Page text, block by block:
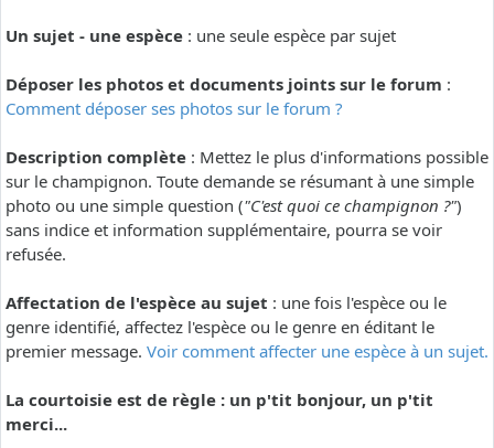
Un sujet - une espèce : une seule espèce par sujet
Déposer les photos et documents joints sur le forum :
Comment déposer ses photos sur le forum ?
Description complète : Mettez le plus d'informations possible
sur le champignon. Toute demande se résumant à une simple
photo ou une simple question ("C'est quoi ce champignon ?")
sans indice et information supplémentaire, pourra se voir
refusée.
Affectation de l'espèce au sujet : une fois l'espèce ou le
genre identifié, affectez l'espèce ou le genre en éditant le
premier message. Voir comment affecter une espèce à un sujet.
La courtoisie est de règle : un p'tit bonjour, un p'tit
merci...